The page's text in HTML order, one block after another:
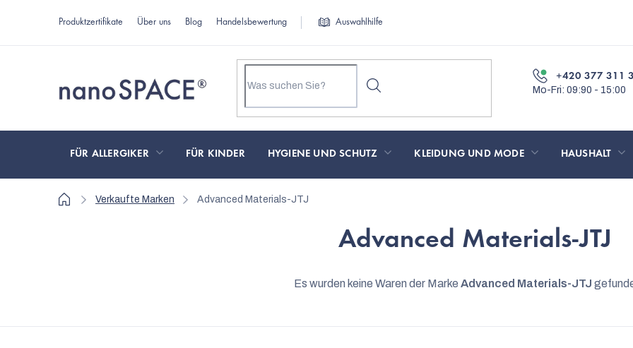
Produktzertifikate Über uns Blog Handelsbewertung Auswahlhilfe
+420 377 311
FÜR ALLERGIKER FÜR KINDER HYGIENE UND SCHUTZ KLEIDUNG UND MODE HAUSHALT
Startseite
Verkaufte Marken Advanced Materials-JTJ
Advanced Materials-JTJ
Es wurden keine Waren der Marke Advanced Materials-JTJ